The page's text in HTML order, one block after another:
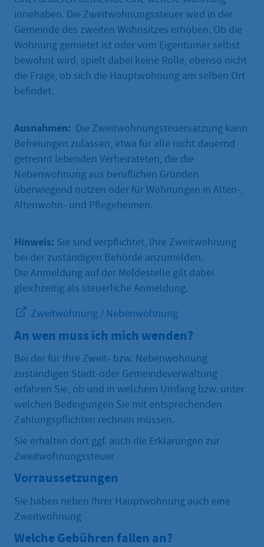
innehaben. Die Zweitwohnungssteuer wird in der
Gemeinde des zweiten Wohnsitzes erhoben. Ob die
Wohnung gemietet ist oder vom Eigentümer selbst
bewohnt wird, spielt dabei keine Rolle, ebenso nicht
die Frage, ob sich die Hauptwohnung am selben Ort
befindet.
Ausnahmen: Die Zweitwohnungsteuersatzung kann
Befreiungen zulassen, etwa für alle nicht dauernd
getrennt lebenden Verheirateten, die die
Nebenwohnung aus beruflichen Gründen
überwiegend nutzen oder für Wohnungen in Alten-,
Altenwohn- und Pflegeheimen.
Hinweis: Sie sind verpflichtet, Ihre Zweitwohnung
bei der zuständigen Behörde anzumelden.
Die Anmeldung auf der Meldestelle gilt dabei
gleichzeitig als steuerliche Anmeldung.
Zweitwohnung / Nebenwohnung
An wen muss ich mich wenden?
Bei der für Ihre Zweit- bzw. Nebenwohnung
zuständigen Stadt-oder Gemeindeverwaltung
erfahren Sie, ob und in welchem Umfang bzw. unter
welchen Bedingungen Sie mit entsprechenden
Zahlungspflichten rechnen müssen.
Sie erhalten dort ggf. auch die Erklärungen zur
Zweitwohnungssteuer
Vorraussetzungen
Sie haben neben Ihrer Hauptwohnung auch eine
Zweitwohnung
Welche Gebühren fallen an?